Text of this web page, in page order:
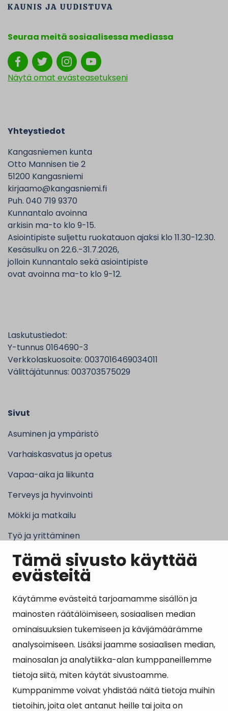
Tämä sivusto käyttää
evästeitä
Käytämme evästeitä tarjoamamme sisällön ja
mainosten räätälöimiseen, sosiaalisen median
ominaisuuksien tukemiseen ja kävijämäärämme
analysoimiseen. Lisäksi jaamme sosiaalisen median,
mainosalan ja analytiikka-alan kumppaneillemme
tietoja siitä, miten käytät sivustoamme.
Kumppanimme voivat yhdistää näitä tietoja muihin
tietoihin, joita olet antanut heille tai joita on
Seuraa meitä sosiaalisessa mediassa
Näytä omat evästeasetukseni
Yhteystiedot
Kangasniemen kunta
Otto Mannisen tie 2
51200 Kangasniemi
kirjaamo@kangasniemi.fi
Puh. 040 719 9370
Kunnantalo avoinna
arkisin ma-to klo 9-15.
Asiointipiste suljettu ruokatauon ajaksi klo 11.30-12.30.
Kesäsulku on 22.6.-31.7.2026,
jolloin Kunnantalo sekä asiointipiste
ovat avoinna ma-to klo 9-12.
Laskutustiedot:
Y-tunnus 0164690-3
Verkkolaskuosoite: 0037016469034011
Välittäjätunnus: 003703575029
Sivut
Asuminen ja ympäristö
Varhaiskasvatus ja opetus
Vapaa-aika ja liikunta
Terveys ja hyvinvointi
Mökki ja matkailu
Työ ja yrittäminen
Kunta ja hallinto
Suosituimmat sivut
Esityslistat, pöytäkirjat, viranhaltijapäätökset ja
kuulutukset
Tietoa ja ohjeistusta koronavirukseen liittyen
Asiointipiste
Sähköinen asiointi